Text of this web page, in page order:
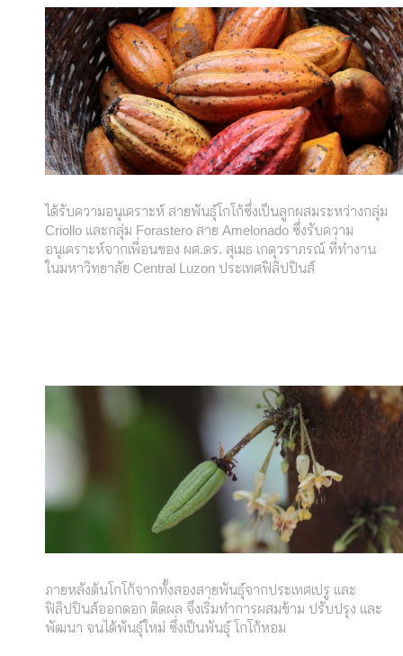
ได้รับความอนุเคราะห์ สายพันธุ์โกโก้ซึ่งเป็นลูกผสมระหว่างกลุ่ม
Criollo และกลุ่ม Forastero สาย Amelonado ซึ่งรับความ
อนุเคราะห์จากเพื่อนของ ผศ.ดร. สุเมธ เกตุวราภรณ์ ที่ทำงาน
ในมหาวิทยาลัย Central Luzon ประเทศฟิลิปปินส์
ภายหลังต้นโกโก้จากทั้งสองสายพันธุ์จากประเทศเปรู และ
ฟิลิปปินส์ออกดอก ติดผล จึงเริ่มทำการผสมข้าม ปรับปรุง และ
พัฒนา จนได้พันธุ์ใหม่ ซึ่งเป็นพันธุ์ โกโก้หอม